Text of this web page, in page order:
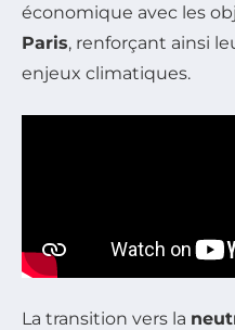
économique avec les
Paris, renforçant ainsi
enjeux climatiques.
La transition vers la